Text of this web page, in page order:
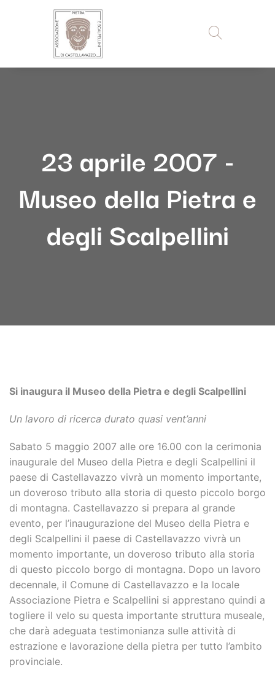
23 aprile 2007 -
Museo della Pietra e
degli Scalpellini
Si inaugura il Museo della Pietra e degli Scalpellini
Un lavoro di ricerca durato quasi vent’anni
Sabato 5 maggio 2007 alle ore 16.00 con la cerimonia
inaugurale del Museo della Pietra e degli Scalpellini il
paese di Castellavazzo vivrà un momento importante,
un doveroso tributo alla storia di questo piccolo borgo
di montagna. Castellavazzo si prepara al grande
evento, per l’inaugurazione del Museo della Pietra e
degli Scalpellini il paese di Castellavazzo vivrà un
momento importante, un doveroso tributo alla storia
di questo piccolo borgo di montagna. Dopo un lavoro
decennale, il Comune di Castellavazzo e la locale
Associazione Pietra e Scalpellini si apprestano quindi a
togliere il velo su questa importante struttura museale,
che darà adeguata testimonianza sulle attività di
estrazione e lavorazione della pietra per tutto l’ambito
provinciale.